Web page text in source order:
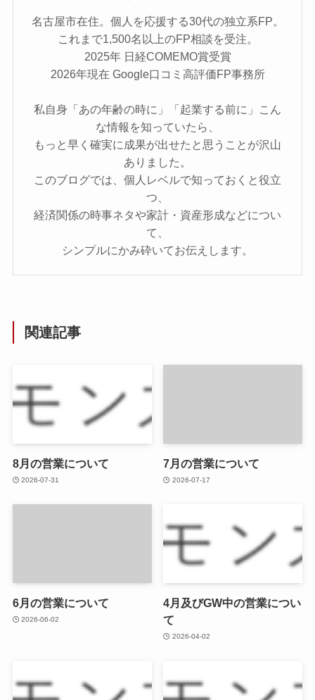
名古屋市在住。個人を応援する30代の独立系FP。
これまで1,500名以上のFP相談を受注。
2025年 日経COMEMO賞受賞
2026年現在 Google口コミ高評価FP事務所
私自身「あの年齢の時に」「起業する前に」こん
な情報を知っていたら、
もっと早く確実に成果が出せたと思うことが沢山
ありました。
このブログでは、個人レベルで知っておくと役立
つ、
経済関係の時事ネタや家計・資産形成などについ
て、
シンプルにかみ砕いてお伝えします。
関連記事
8月の営業について
2026-07-31
7月の営業について
2026-07-17
6月の営業について
2026-06-02
4月及びGW中の営業につい
て
2026-04-02